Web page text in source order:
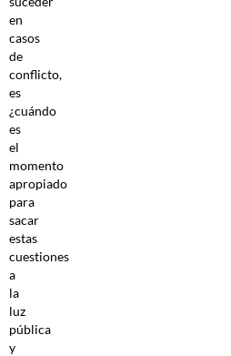
en
casos
de
conflicto,
es
¿cuándo
es
el
momento
apropiado
para
sacar
estas
cuestiones
a
la
luz
pública
y